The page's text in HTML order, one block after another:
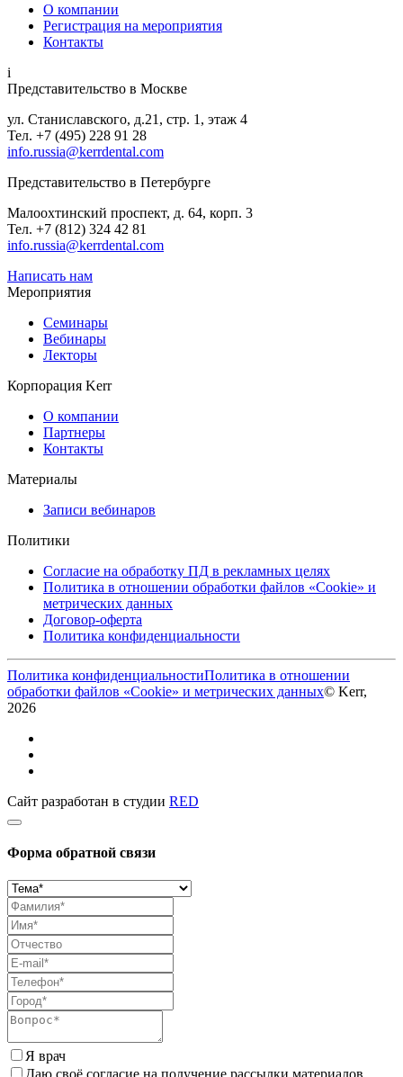
О компании
Регистрация на мероприятия
Контакты
i
Представительство в Москве
ул. Станиславского, д.21, стр. 1, этаж 4
Тел. +7 (495) 228 91 28
info.russia@kerrdental.com
Представительство в Петербурге
Малоохтинский проспект, д. 64, корп. 3
Тел. +7 (812) 324 42 81
info.russia@kerrdental.com
Написать нам
Мероприятия
Семинары
Вебинары
Лекторы
Корпорация Kerr
О компании
Партнеры
Контакты
Материалы
Записи вебинаров
Политики
Согласие на обработку ПД в рекламных целях
Политика в отношении обработки файлов «Cookie» и
метрических данных
Договор-оферта
Политика конфиденциальности
Политика конфиденциальностиПолитика в отношении
обработки файлов «Cookie» и метрических данных© Kerr,
2026
Сайт разработан в студии RED
Форма обратной связи
Я врач